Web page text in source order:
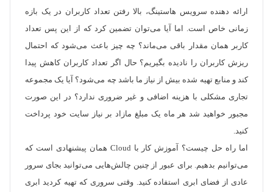
ارائه دهنده سرویس هاستینگ، بالا رفتن تعداد کاربران در یک بازه
زمانی خاص است. اما آیا می‌توان تضمین کرد که از این پس تعداد
کاربر همان مقدار باقی می‌ماند؟ چه چیز باعث می‌شود که احتمال
ریزش کاربران را نادیده بگیریم؟ حال اگر تعداد کاربران کاهش پیدا
کند و منابع تهیه شده بیش از نیاز ما باشد چه می‌شود؟ آیا یک مجموعه
تجاری مشکلی با هزینه اضافی و غیر ضروری ندارد؟ در این صورت
مجبور خواهید شد هر ماه یک مبلغ مازاد بر نیاز سایت خود پرداخت
کنید.
اما راه حل چیست؟ آموزش کار با Cloud همان پیشنهادی است که
می‌توانیم بدهیم. برای عبور از چنین چالش‌هایی می‌توانید بجای سرور
عادی از فضای ابری استفاده کنید. وقتی سروری که تهیه کردید ابری